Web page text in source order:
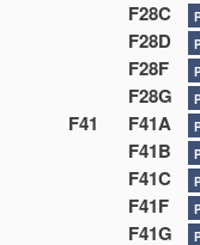
F28C
F28D
F28F
F28G
F41 F41A
F41B
F41C
F41F
F41G